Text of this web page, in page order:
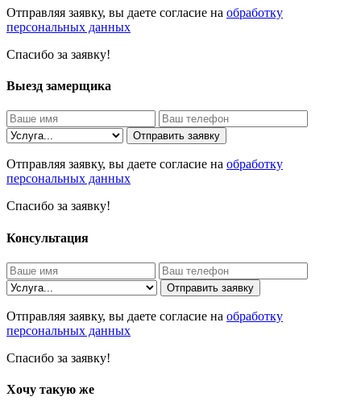
Отправляя заявку, вы даете согласие на обработку
персональных данных
Спасибо за заявку!
Выезд замерщика
Отправить заявку
Отправляя заявку, вы даете согласие на обработку
персональных данных
Спасибо за заявку!
Консультация
Отправить заявку
Отправляя заявку, вы даете согласие на обработку
персональных данных
Спасибо за заявку!
Хочу такую же